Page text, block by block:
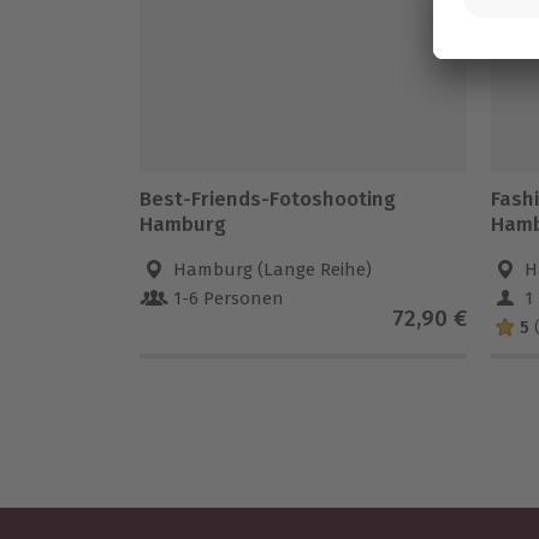
Best-Friends-Fotoshooting
Hamburg
Hamburg (Lange Reihe)
1-6 Personen
72,90 €
1
5